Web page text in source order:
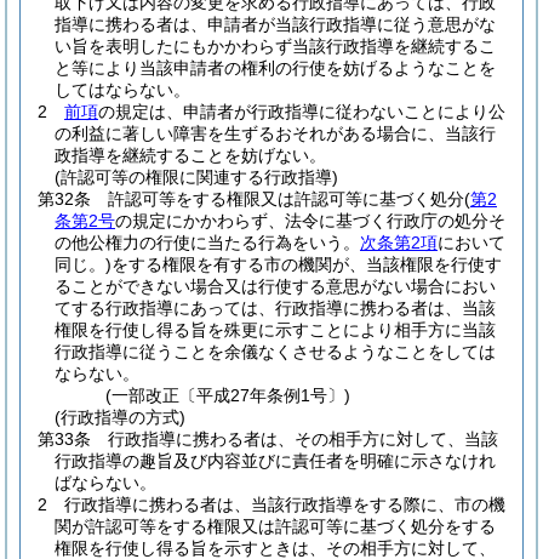
指導に携わる者は、申請者が当該行政指導に従う意思がな
い旨を表明したにもかかわらず当該行政指導を継続するこ
と等により当該申請者の権利の行使を妨げるようなことを
してはならない。
2
前項の規定は、申請者が行政指導に従わないことにより公
の利益に著しい障害を生ずるおそれがある場合に、当該行
政指導を継続することを妨げない。
(許認可等の権限に関連する行政指導)
第32条
許認可等をする権限又は許認可等に基づく処分(第2
条第2号の規定にかかわらず、法令に基づく行政庁の処分そ
の他公権力の行使に当たる行為をいう。 次条第2項において
同じ。)をする権限を有する市の機関が、当該権限を行使す
ることができない場合又は行使する意思がない場合におい
てする行政指導にあっては、行政指導に携わる者は、当該
権限を行使し得る旨を殊更に示すことにより相手方に当該
行政指導に従うことを余儀なくさせるようなことをしては
ならない。
(一部改正〔平成27年条例1号〕)
(行政指導の方式)
第33条
行政指導に携わる者は、その相手方に対して、当該
行政指導の趣旨及び内容並びに責任者を明確に示さなけれ
ばならない。
2
行政指導に携わる者は、当該行政指導をする際に、市の機
関が許認可等をする権限又は許認可等に基づく処分をする
権限を行使し得る旨を示すときは、その相手方に対して、